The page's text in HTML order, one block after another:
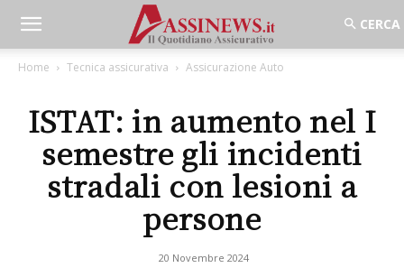
Home Tecnica assicurativa Assicurazione Auto
ISTAT: in aumento nel I
semestre gli incidenti
stradali con lesioni a
persone
20 Novembre 2024